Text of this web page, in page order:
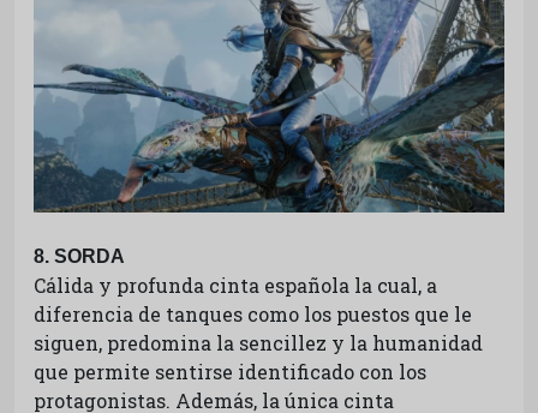
8. SORDA
Cálida y profunda cinta española la cual, a
diferencia de tanques como los puestos que le
siguen, predomina la sencillez y la humanidad
que permite sentirse identificado con los
protagonistas. Además, la única cinta